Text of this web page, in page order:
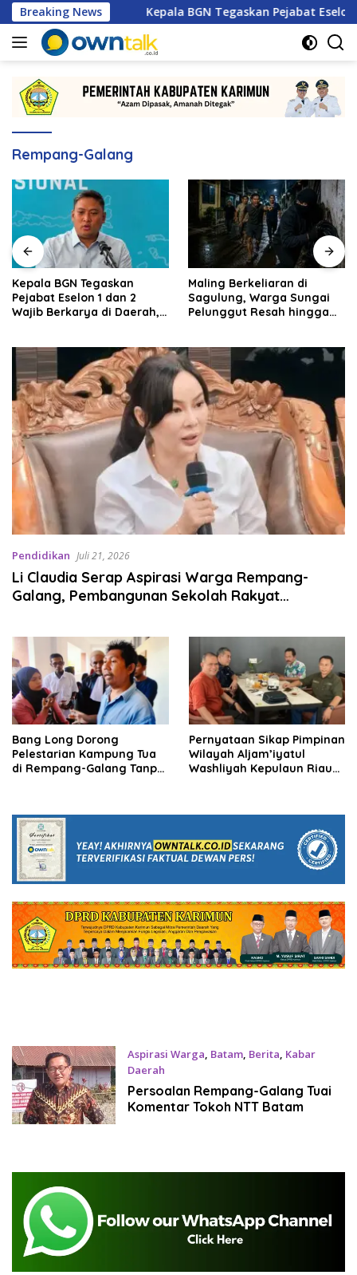
Langsung
ke
konten
Breaking News
2026 Kepala BGN Tegaskan Pejabat Eselon 1 dan 2
Rempang-Galang
Kepala BGN Tegaskan
Pejabat Eselon 1 dan 2
Wajib Berkarya di Daerah,
Maling Berkeliaran di
Sagulung, Warga Sungai
Pelunggut Resah hingga
Pendidikan Juli 21, 2026
Li Claudia Serap Aspirasi Warga Rempang-
Galang, Pembangunan Sekolah Rakyat
Bang Long Dorong
Pelestarian Kampung Tua
di Rempang-Galang Tanpa
Pernyataan Sikap Pimpinan
Wilayah Aljam’iyatul
Washliyah Kepulaun Riau
Aspirasi Warga Batam, Berita Kabar
Daerah
Agustus 25, 2023
Persoalan Rempang-Galang Tuai
Komentar Tokoh NTT Batam